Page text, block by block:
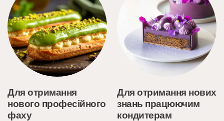
Для отримання
нового професійного
фаху
Для отримання нових
знань працюючим
кондитерам